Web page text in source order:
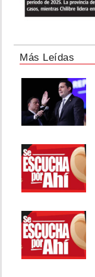
Más Leídas